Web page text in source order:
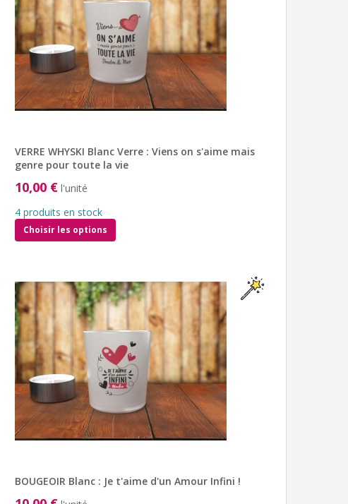
VERRE WHYSKI Blanc Verre : Viens on s'aime mais
genre pour toute la vie
10,00 € l'unité
4 produits en stock
Choisir les options
BOUGEOIR Blanc : Je t'aime d'un Amour Infini !